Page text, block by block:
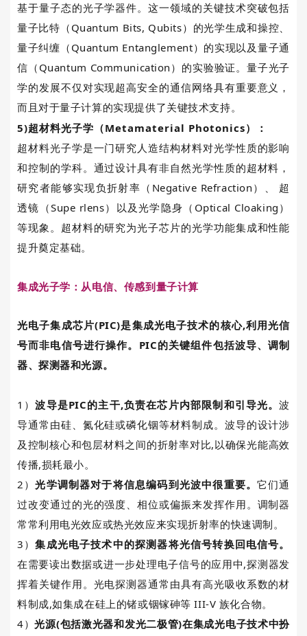
基于量子态的光子学器件。这一领域的关键技术突破包括
量子比特（ Quantum Bits, Qubits）的光学生成和操控、
量子纠缠（ Quantum Entanglement）的实现以及量子通
信（ Quantum Communication ）的实验验证。量子光子
学的发展不仅对实现超高安全的通信网络具有重要意义，
而且对于量子计算的实现提供了关键技术支持。
5)超材料光子学（Metamaterial Photonics）：
超材料光子学是一门研究人造结构材料对光学性质的影响
和控制的学科。通过设计具有非自然光学性质的超材料，
研究者能够实现负折射率（ Negative Refraction ）、 超
透镜（Supe rlens）以及光学隐身（ Optical Cloaking ）
等现象。超材料的研究为光子芯片的光学功能集成和性能
提升奠定基础。
集成光子学：从电信、传感到量子计算
光电子集成芯片(PIC)是集成光电子技术的核心,利用光信
号而非电信号进行操作。 PIC的关键组件包括波导、调制
器、探测器和光源。
1 ）波导是PIC的主干,负责在芯片内部限制和引导光。波
导通常由硅、氮化硅或磷化铟等材料制成。波导的设计涉
及控制核心和包层材料之间的折射率对比,以确保光能高效
传播,损耗最小。
2 ）光学调制器对于将信息编码到光波中很重要。它们通
过改变通过的光的强度、相位或偏振来发挥作用。调制器
常常利用电光效应或热光效应来实现折射率的快速调制。
3 ）集成光电子技术中的探测器将光信号转换回电信号。
在需要读出数据或进一步处理电子信号的应用中,探测器发
挥着关键作用。光电探测器通常由具有高光吸收系数的材
料制成,如集成在硅上的锗或铟镓砷等III-V 族化合物。
4）光源(包括激光器和发光二极管)在集成光电子技术中扮